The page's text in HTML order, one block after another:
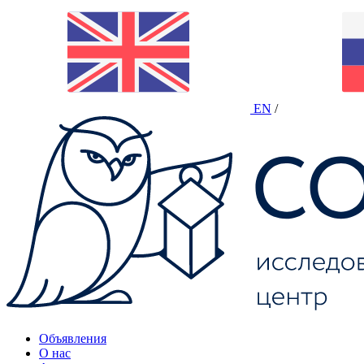
EN /
Объявления
О нас